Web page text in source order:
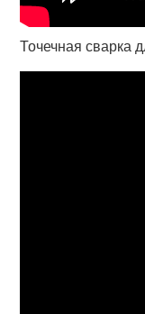
Точечная сварка